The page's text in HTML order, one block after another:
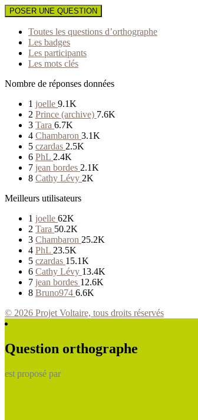
POSER UNE QUESTION
Toutes les questions d’orthographe
Les badges
Les participants
Les mots clés
Nombre de réponses données
1 joelle 9.1K
2 Prince (archive) 7.6K
3 Tara 6.7K
4 Chambaron 3.1K
5 czardas 2.5K
6 PhL 2.4K
7 jean bordes 2.1K
8 Cathy Lévy 2K
Meilleurs utilisateurs
1 joelle 62K
2 Tara 50.2K
3 Chambaron 25.2K
4 PhL 23.5K
5 czardas 15.1K
6 Cathy Lévy 13.4K
7 jean bordes 12.6K
8 Bruno974 6.6K
© 2026 Projet Voltaire, tous droits réservés
Question orthographe
est proposé par